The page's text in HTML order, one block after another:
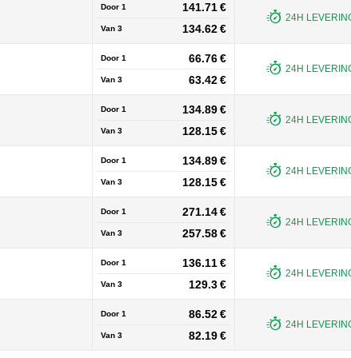
Door 1 141.71 €
Van 3 134.62 €
24H
Door 1 66.76 €
Van 3 63.42 €
24H
Door 1 134.89 €
Van 3 128.15 €
24H
Door 1 134.89 €
Van 3 128.15 €
24H
Door 1 271.14 €
Van 3 257.58 €
24H
Door 1 136.11 €
Van 3 129.3 €
24H
Door 1 86.52 €
Van 3 82.19 €
24H